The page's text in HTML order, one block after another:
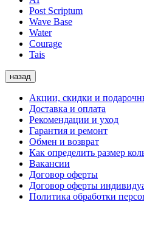
Post Scriptum
Wave Base
Water
Courage
Tais
назад
Акции, скидки и
Доставка и оплата
Рекомендации и уход
Гарантия и ремонт
Обмен и возврат
Как определить размер
Вакансии
Договор оферты
Договор оферты
Политика обработки